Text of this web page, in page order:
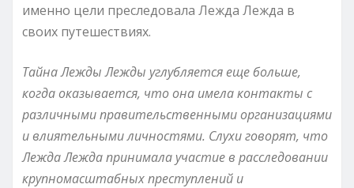
именно цели преследовала Лежда Лежда в
своих путешествиях.
Тайна Лежды Лежды углубляется еще больше,
когда оказывается, что она имела контакты с
различными правительственными организациями
и влиятельными личностями. Слухи говорят, что
Лежда Лежда принимала участие в расследовании
крупномасштабных преступлений и